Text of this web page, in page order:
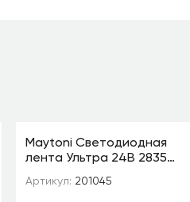
Maytoni Светодиодная
лента Ультра 24В 2835
201045
Артикул: 201045